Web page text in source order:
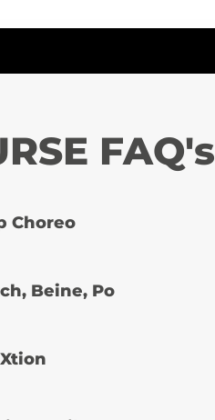
FAQ's
Choreo
Beine, Po